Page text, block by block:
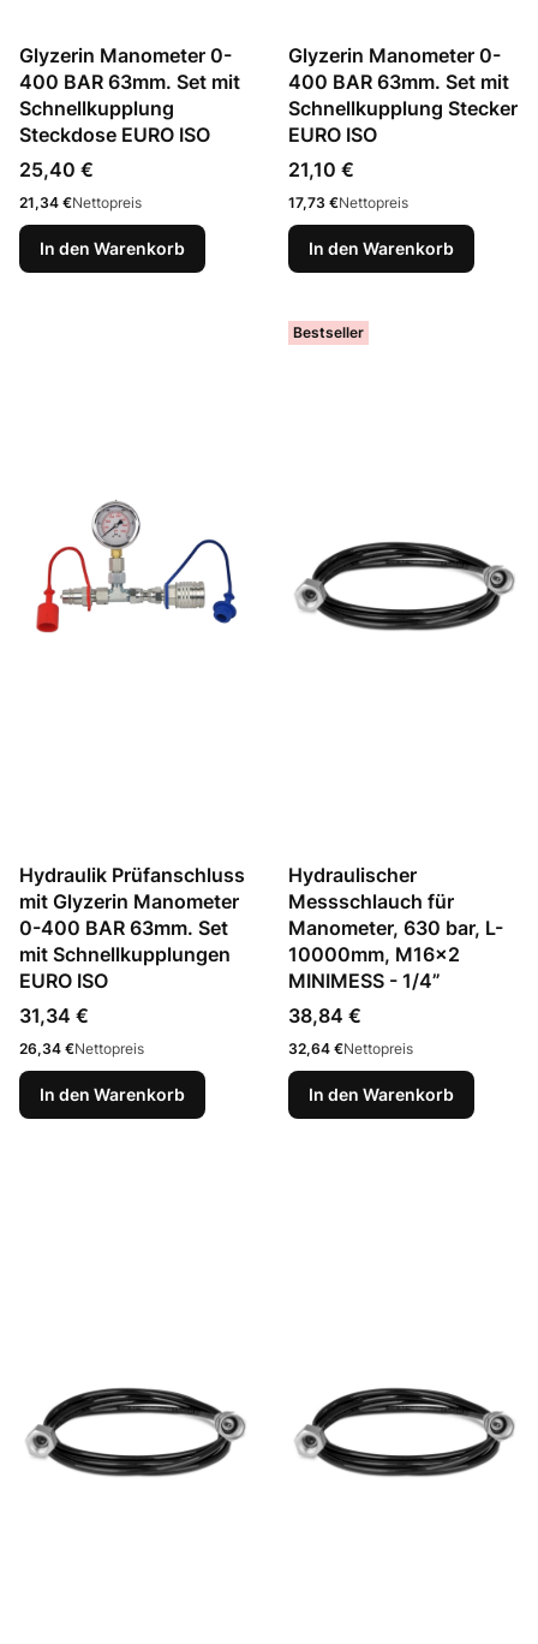
Glyzerin Manometer 0-
400 BAR 63mm. Set mit
Schnellkupplung
Steckdose EURO ISO
Preis
25,40 €
Preis
21,34 €Nettopreis
In den Warenkorb
Glyzerin Manometer 0-
400 BAR 63mm. Set mit
Schnellkupplung Stecker
EURO ISO
Preis
21,10 €
Preis
17,73 €Nettopreis
In den Warenkorb
Hydraulik Prüfanschluss
mit Glyzerin Manometer
0-400 BAR 63mm. Set
mit Schnellkupplungen
EURO ISO
Preis
31,34 €
Preis
26,34 €Nettopreis
In den Warenkorb
Bestseller
Hydraulischer
Messschlauch für
Manometer, 630 bar, L-
10000mm, M16x2
MINIMESS - 1/4”
Preis
38,84 €
Preis
32,64 €Nettopreis
In den Warenkorb